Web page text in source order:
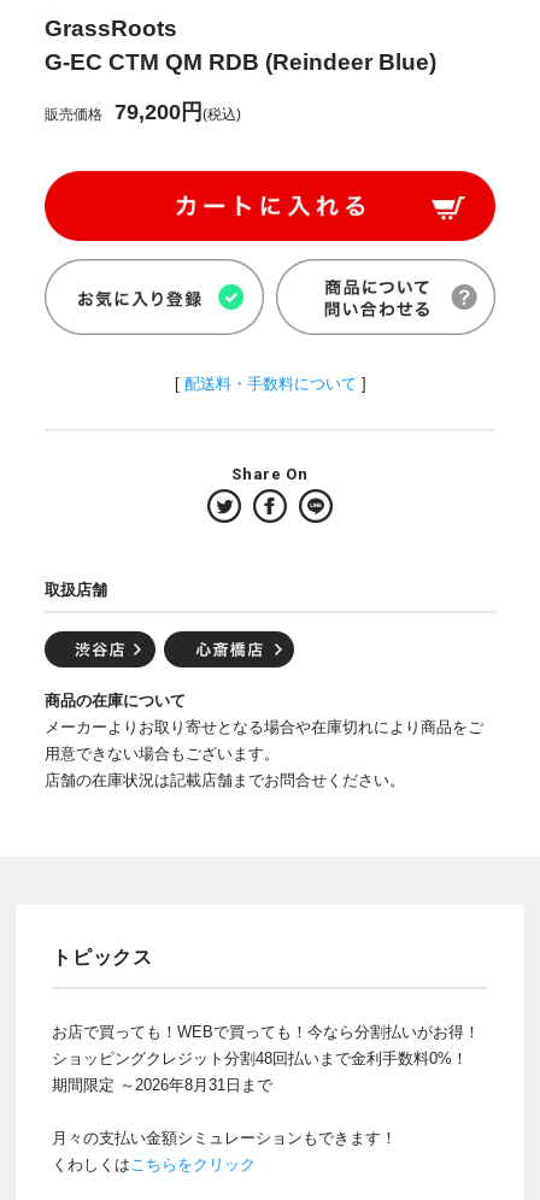
GrassRoots
G-EC CTM QM RDB (Reindeer Blue)
販売価格 79,200円(税込)
[ 配送料・手数料について ]
Share On
取扱店舗
商品の在庫について
メーカーよりお取り寄せとなる場合や在庫切れにより商品をご
用意できない場合もございます。
店舗の在庫状況は記載店舗までお問合せください。
トピックス
お店で買っても！WEBで買っても！今なら分割払いがお得！
ショッピングクレジット分割48回払いまで金利手数料0%！
期間限定 ～2026年8月31日まで
月々の支払い金額シミュレーションもできます！
くわしくはこちらをクリック